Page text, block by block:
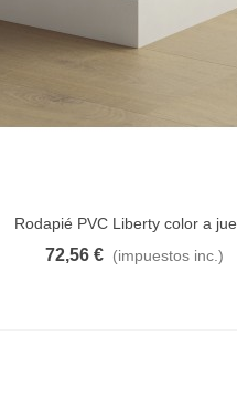
Añadir al carrito A lista de
Rodapié PVC Liberty color a
72,56 € (impuestos inc.)